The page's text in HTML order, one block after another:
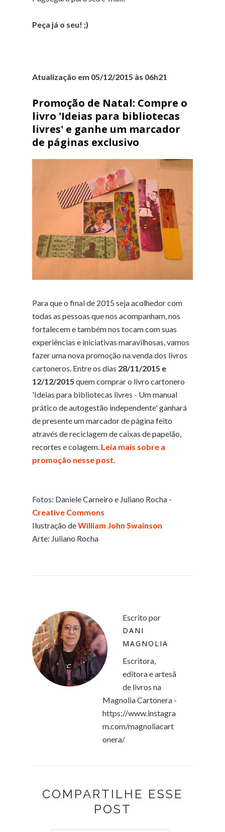
Peça já o seu! ;)
Atualização em 05/12/2015 às 06h21
Promoção de Natal: Compre o
livro 'Ideias para bibliotecas
livres' e ganhe um marcador
de páginas exclusivo
Para que o final de 2015 seja acolhedor com
todas as pessoas que nos acompanham, nos
fortalecem e também nos tocam com suas
experiências e iniciativas maravilhosas, vamos
fazer uma nova promoção na venda dos livros
cartoneros. Entre os dias 28/11/2015 e
12/12/2015 quem comprar o livro cartonero
'Ideias para bibliotecas livres - Um manual
prático de autogestão independente' ganhará
de presente um marcador de página feito
através de reciclagem de caixas de papelão,
recortes e colagem. Leia mais sobre a
promoção nesse post
Fotos: Daniele Carneiro e Juliano Rocha -
Creative Commons
Ilustração deWilliam John Swainson
Arte: Juliano Rocha
Escrito por
DANI
MAGNOLIA
Escritora,
editora e artesã
de livros na
Magnolia Cartonera -
https://www.instagra
m.com/magnoliacart
onera/
COMPARTILHE ESSE
POST